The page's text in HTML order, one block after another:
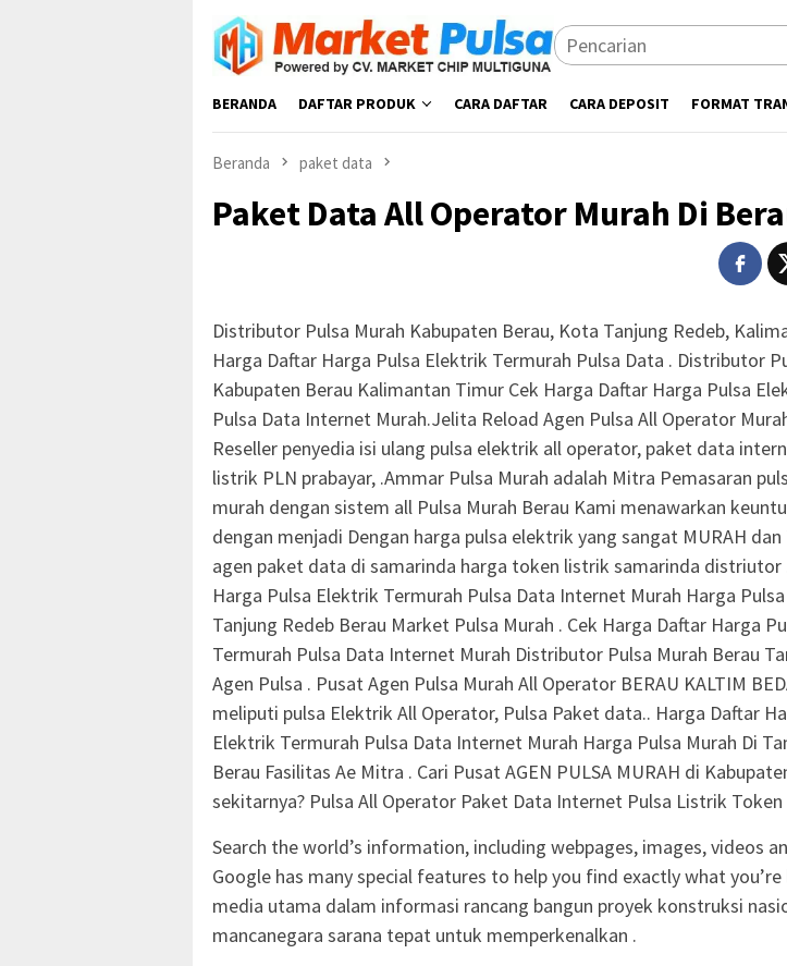
Loncat
konten
BERANDA DAFTAR PRODUK CARA DAFTAR CARA DEPOSIT FORMAT
Beranda paket data
Paket Data All Operator Murah Di
Distributor Pulsa Murah Kabupaten Berau, Kota Tanjung Redeb,
Harga Daftar Harga Pulsa Elektrik Termurah Pulsa Data . Distributor
Kabupaten Berau Kalimantan Timur Cek Harga Daftar Harga Pulsa
Pulsa Data Internet Murah.Jelita Reload Agen Pulsa All Operator
Reseller penyedia isi ulang pulsa elektrik all operator, paket data
listrik PLN prabayar, .Ammar Pulsa Murah adalah Mitra Pemasaran
murah dengan sistem all Pulsa Murah Berau Kami menawarkan
dengan menjadi Dengan harga pulsa elektrik yang sangat MURAH dan
agen paket data di samarinda harga token listrik samarinda distriutor
Harga Pulsa Elektrik Termurah Pulsa Data Internet Murah Harga
Tanjung Redeb Berau Market Pulsa Murah . Cek Harga Daftar Harga
Termurah Pulsa Data Internet Murah Distributor Pulsa Murah Berau
Agen Pulsa . Pusat Agen Pulsa Murah All Operator BERAU KALTIM
meliputi pulsa Elektrik All Operator, Pulsa Paket data.. Harga Daftar
Elektrik Termurah Pulsa Data Internet Murah Harga Pulsa Murah Di
Berau Fasilitas Ae Mitra . Cari Pusat AGEN PULSA MURAH di
sekitarnya? Pulsa All Operator Paket Data Internet Pulsa Listrik Token
Search the world’s information, including webpages, images, videos
Google has many special features to help you find exactly what
media utama dalam informasi rancang bangun proyek konstruksi
mancanegara sarana tepat untuk memperkenalkan .